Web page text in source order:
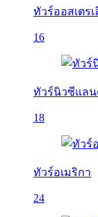
ทัวร์ออสเตรเ
16
ทัวร์นิวซีแล
18
ทัวร์อเมริกา
24